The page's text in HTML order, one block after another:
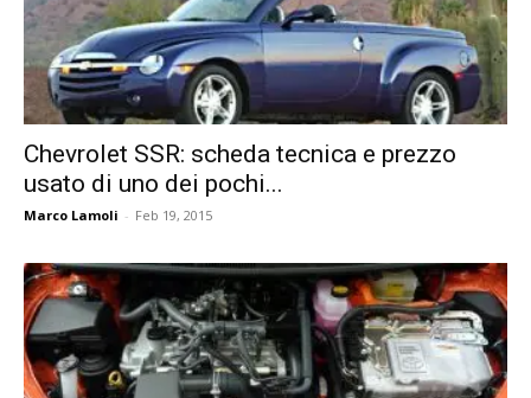
Chevrolet SSR: scheda tecnica e prezzo
usato di uno dei pochi...
Marco Lamoli - Feb 19, 2015